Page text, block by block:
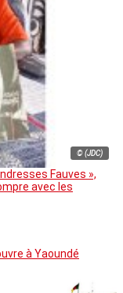
© (JDC)
Fauves »,
avec les
à Yaoundé